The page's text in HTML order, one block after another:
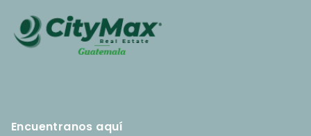
Encuentranos aquí